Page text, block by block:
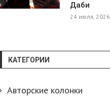
Даби
24 июля, 2026
КАТЕГОРИИ
Авторские колонки